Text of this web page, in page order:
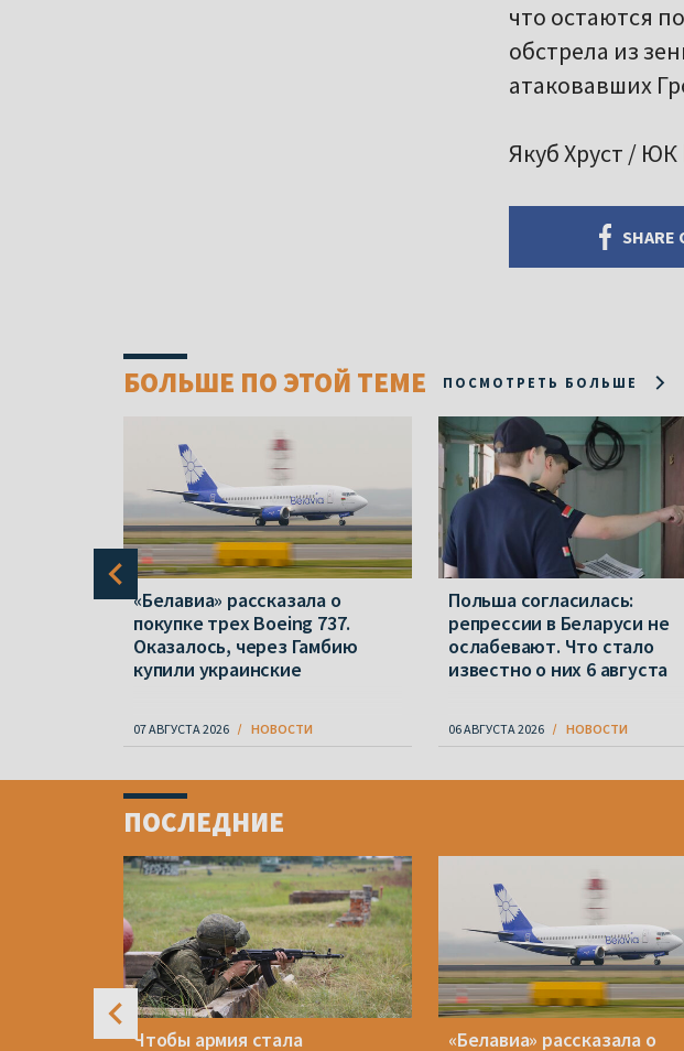
что остаются
обстрела из
атаковавших
Якуб Хруст / ЮК
SHARE
БОЛЬШЕ ПО ЭТОЙ ТЕМЕ ПОСМОТРЕТЬ БОЛЬШЕ
«Белавиа» рассказала о
покупке трех Boeing 737.
Оказалось, через Гамбию
купили украинские
07 АВГУСТА 2026 НОВОСТИ
Польша согласилась:
репрессии в Беларуси не
ослабевают. Что стало
известно о них 6 августа
06 АВГУСТА 2026 НОВОСТИ
ПОСЛЕДНИЕ
Чтобы армия стала
«Белавиа» рассказала о